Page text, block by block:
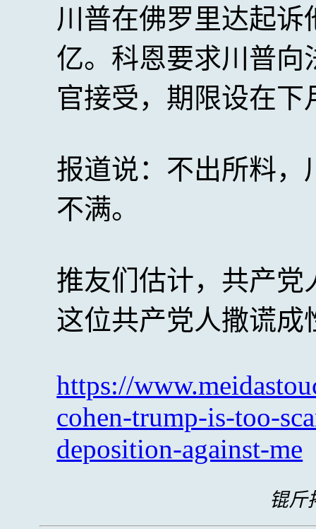
川普在佛罗里达起诉
亿。科恩要求川普
官接受，期限设在下
报道说：不出所料
不满。
推友们估计，共产
这位共产党人撒谎
https://
cohen-trump-is-too-
deposition-against-me
锟斤